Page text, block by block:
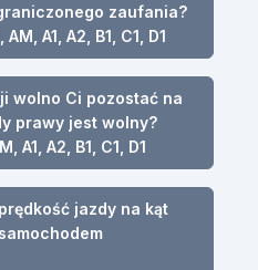
zaufania?
A1, A2, B1, C1, D1
wolno Ci pozostać na
prawy jest wolny?
A1, A2, B1, C1, D1
jazdy na kąt